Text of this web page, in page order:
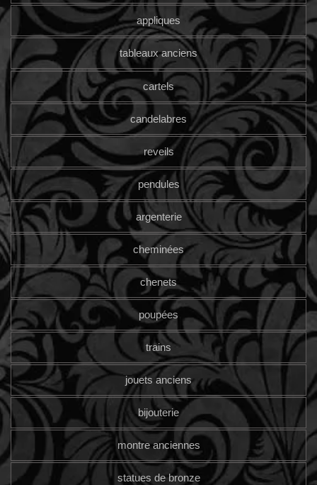
appliques
tableaux anciens
cartels
candelabres
reveils
pendules
argenterie
cheminées
chenets
poupées
trains
jouets anciens
bijouterie
montre anciennes
statues de bronze